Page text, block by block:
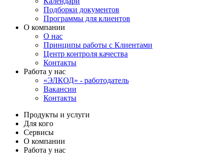
Подборки документов
Программы для клиентов
О компании
О нас
Принципы работы с Клиентами
Центр контроля качества
Контакты
Работа у нас
«ЭЛКОД» - работодатель
Вакансии
Контакты
Продукты и услуги
Для кого
Сервисы
О компании
Работа у нас